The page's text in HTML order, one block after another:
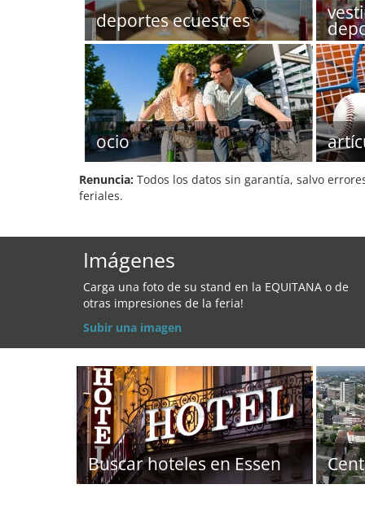
deportes ecuestres
ocio
Renuncia: Todos los datos sin garantía, salvo
feriales.
Imágenes
Carga una foto de su stand en la EQUITANA o de
otras impresiones de la feria!
Subir una imagen
Buscar hoteles en Essen